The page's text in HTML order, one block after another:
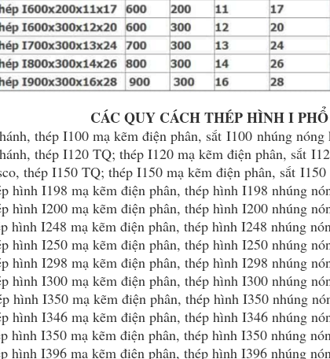
CÁC QUY CÁCH THÉP HÌNH I
thép I100 mạ kẽm điện phân, sắt I100 nhúng nóng
thép I120 TQ; thép I120 mạ kẽm điện phân, sắt
thép I150 TQ; thép I150 mạ kẽm điện phân, sắt
hình I198 mạ kẽm điện phân, thép hình I198 nhúng
hình I200 mạ kẽm điện phân, thép hình I200 nhúng
hình I248 mạ kẽm điện phân, thép hình I248 nhúng
hình I250 mạ kẽm điện phân, thép hình I250 nhúng
hình I298 mạ kẽm điện phân, thép hình I298 nhúng
hình I300 mạ kẽm điện phân, thép hình I300 nhúng
hình I350 mạ kẽm điện phân, thép hình I350 nhúng
hình I346 mạ kẽm điện phân, thép hình I346 nhúng
hình I350 mạ kẽm điện phân, thép hình I350 nhúng
hình I396 mạ kẽm điện phân, thép hình I396 nhúng